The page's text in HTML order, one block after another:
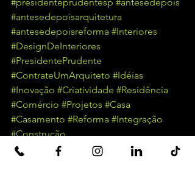
#antesedepoisarquitetura
#antesedepoisreforma #Interiores
#DesignDeInteriores
#PresidentePrudente
#ContrateUmArquiteto #Idéias
#Inovação #Criatividade #Residência
#Comércio #Projetos #Casa
#Casamento #Reforma #Integração
#Construção